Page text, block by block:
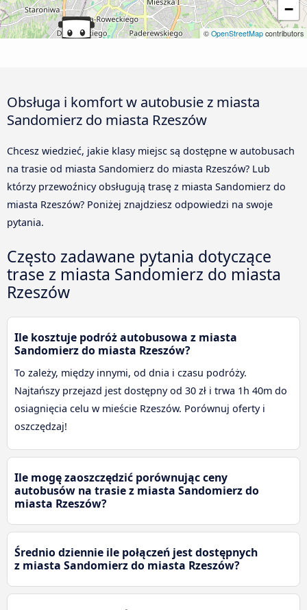
−
© OpenStreetMap contributors
Obsługa i komfort w autobusie z miasta
Sandomierz do miasta Rzeszów
Chcesz wiedzieć, jakie klasy miejsc są dostępne w autobusach
na trasie od miasta Sandomierz do miasta Rzeszów? Lub
którzy przewoźnicy obsługują trasę z miasta Sandomierz do
miasta Rzeszów? Poniżej znajdziesz odpowiedzi na swoje
pytania.
Często zadawane pytania dotyczące
trase z miasta Sandomierz do miasta
Rzeszów
Ile kosztuje podróż autobusowa z miasta
Sandomierz do miasta Rzeszów?
To zależy, między innymi, od dnia i czasu podróży.
Najtańszy przejazd jest dostępny od 30 zł i trwa 1h 40m do
osiagnięcia celu w mieście Rzeszów. Porównuj oferty i
oszczędzaj!
Ile mogę zaoszczędzić porównując ceny
autobusów na trasie z miasta Sandomierz do
miasta Rzeszów?
Średnio dziennie ile połączeń jest dostępnych
z miasta Sandomierz do miasta Rzeszów?